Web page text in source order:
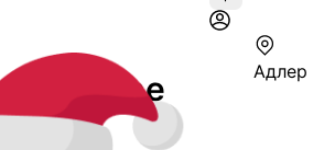
Адлер
Адлере